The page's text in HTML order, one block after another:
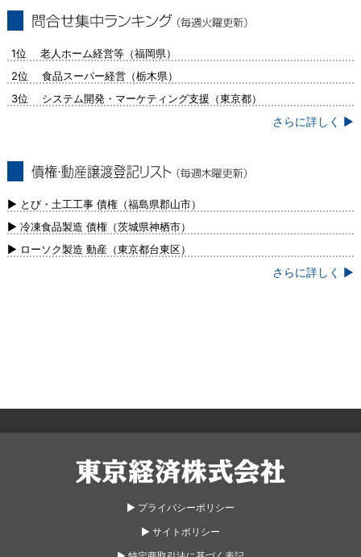
1位 老人ホーム経営等（福岡県）
2位 食品スーパー経営（栃木県）
3位 システム開発・マーケティング支援（東京都）
さらに詳しく ▶
新）
▶ とび・土工工事 債権（福島県郡山市）
▶ 冷凍食品製造 債権（茨城県神栖市）
▶ ローソク製造 動産（東京都台東区）
さらに詳しく ▶
▶︎ プライバシーポリシー
▶︎ サイトポリシー